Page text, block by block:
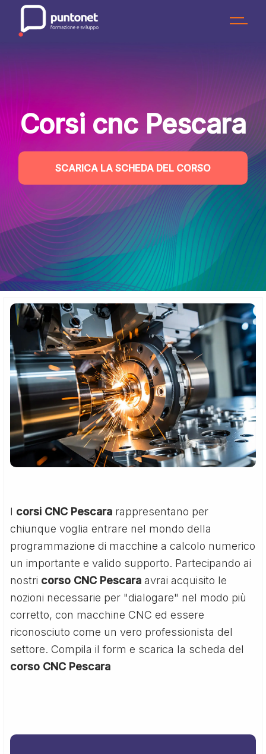
content
Corsi cnc Pescara
SCARICA LA SCHEDA DEL CORSO
I corsi CNC Pescara rappresentano per
chiunque voglia entrare nel mondo della
programmazione di macchine a calcolo numerico
un importante e valido supporto. Partecipando ai
nostri corso CNC Pescara avrai acquisito le
nozioni necessarie per "dialogare" nel modo più
corretto, con macchine CNC ed essere
riconosciuto come un vero professionista del
settore. Compila il form e scarica la scheda del
corso CNC Pescara